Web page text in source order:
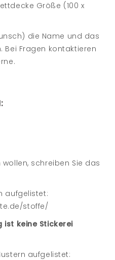
Größe (100 x
die Name und das
Bei Fragen kontaktieren
schreiben Sie das
aufgelistet:
stoffe/
ist keine Stickerei
aufgelistet: